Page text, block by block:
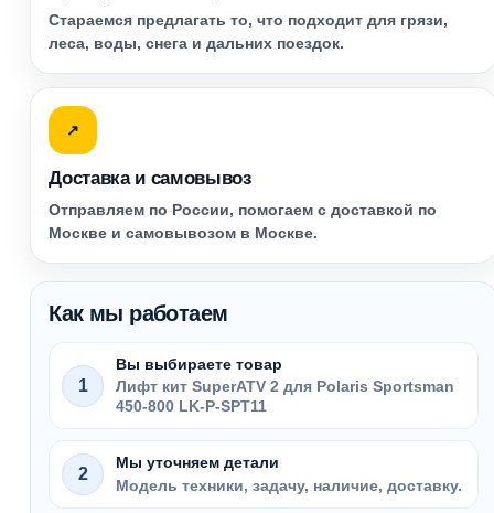
Стараемся предлагать то, что подходит для грязи,
леса, воды, снега и дальних поездок.
↗
Доставка и самовывоз
Отправляем по России, помогаем с доставкой по
Москве и самовывозом в Москве.
Как мы работаем
1
Вы выбираете товар
Лифт кит SuperATV 2 для Polaris Sportsman
450-800 LK-P-SPT11
2
Мы уточняем детали
Модель техники, задачу, наличие, доставку.